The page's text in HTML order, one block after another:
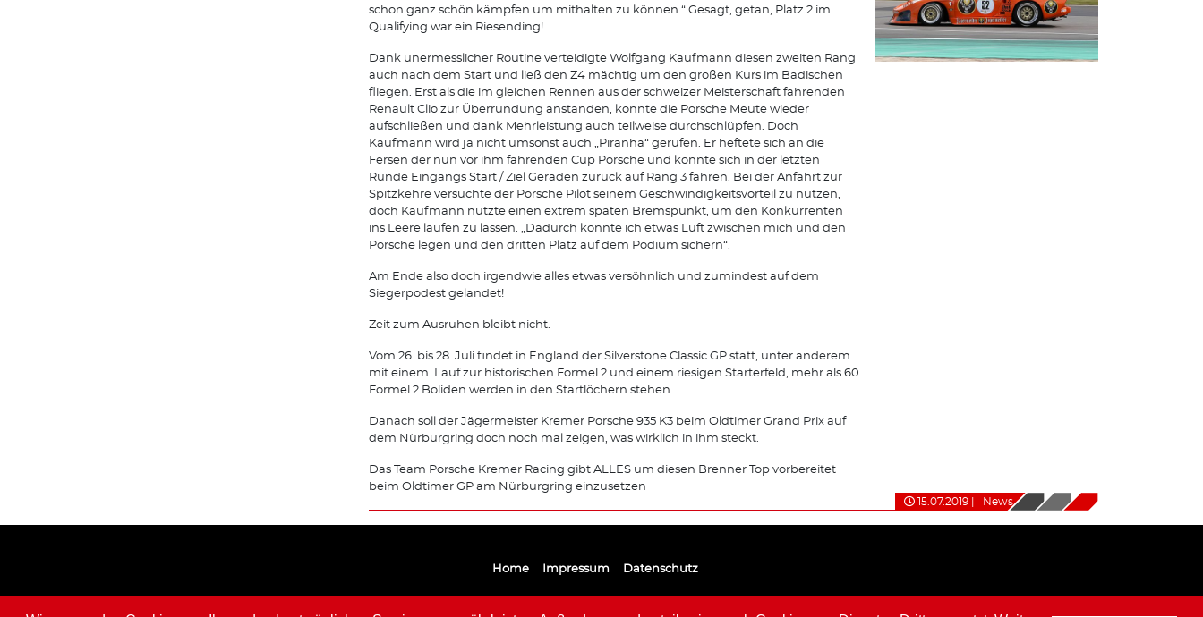
schon ganz schön kämpfen um mithalten zu können.“ Gesagt, getan, Platz 2 im
Qualifying war ein Riesending!
Dank unermesslicher Routine verteidigte Wolfgang Kaufmann diesen zweiten Rang
auch nach dem Start und ließ den Z4 mächtig um den großen Kurs im Badischen
fliegen. Erst als die im gleichen Rennen aus der schweizer Meisterschaft fahrenden
Renault Clio zur Überrundung anstanden, konnte die Porsche Meute wieder
aufschließen und dank Mehrleistung auch teilweise durchschlüpfen. Doch
Kaufmann wird ja nicht umsonst auch „Piranha“ gerufen. Er heftete sich an die
Fersen der nun vor ihm fahrenden Cup Porsche und konnte sich in der letzten
Runde Eingangs Start / Ziel Geraden zurück auf Rang 3 fahren. Bei der Anfahrt zur
Spitzkehre versuchte der Porsche Pilot seinem Geschwindigkeitsvorteil zu nutzen,
doch Kaufmann nutzte einen extrem späten Bremspunkt, um den Konkurrenten
ins Leere laufen zu lassen. „Dadurch konnte ich etwas Luft zwischen mich und den
Porsche legen und den dritten Platz auf dem Podium sichern“.
Am Ende also doch irgendwie alles etwas versöhnlich und zumindest auf dem
Siegerpodest gelandet!
Zeit zum Ausruhen bleibt nicht.
Vom 26. bis 28. Juli findet in England der Silverstone Classic GP statt, unter anderem
mit einem Lauf zur historischen Formel 2 und einem riesigen Starterfeld, mehr als 60
Formel 2 Boliden werden in den Startlöchern stehen.
Danach soll der Jägermeister Kremer Porsche 935 K3 beim Oldtimer Grand Prix auf
dem Nürburgring doch noch mal zeigen, was wirklich in ihm steckt.
Das Team Porsche Kremer Racing gibt ALLES um diesen Brenner Top vorbereitet
beim Oldtimer GP am Nürburgring einzusetzen
15.07.2019 News
Home Impressum Datenschutz